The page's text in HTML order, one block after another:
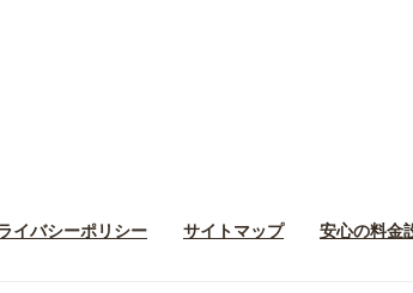
イバシーポリシー サイトマップ 安心の料金